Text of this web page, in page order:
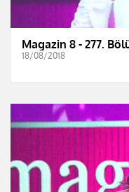
Magazin 8 - 277.
18/08/2018